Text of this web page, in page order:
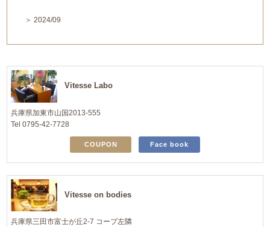
＞ 2024/09
Vitesse Labo
兵庫県加東市山国2013-555
Tel 0795-42-7728
COUPON Face book
Vitesse on bodies
兵庫県三田市富士が丘2-7 コープ左隣